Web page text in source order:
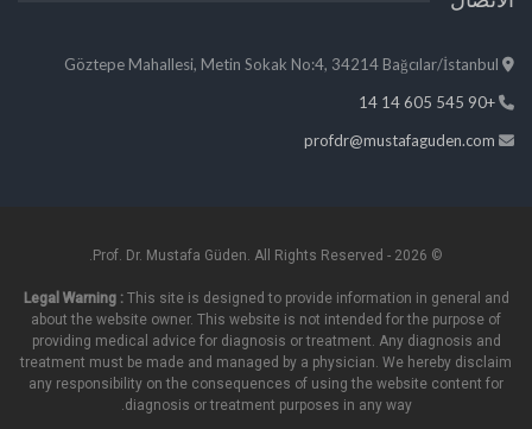
+90 545 605 14 14
profdr@mustafaguden.com
© 2026 - Prof. Dr. Mustafa Güden. All Rights Reserved.
Legal Warning :This site is designed to provide information in general and
about the website owner. This website is not intended for the purpose of
providing medical advice for diagnosis or treatment. Any diagnosis and
treatment must be made and managed by a physician. We hereby disclaim
any responsibility on the consequences of using the website content for
diagnosis or treatment purposes in any way.